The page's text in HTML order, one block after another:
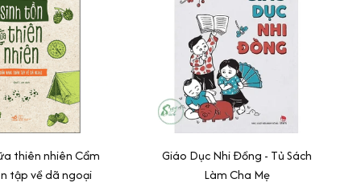
thiên nhiên Cẩm
tập về dã ngoại
Giáo Dục Nhi Đồng - Tủ Sách
Làm Cha Mẹ